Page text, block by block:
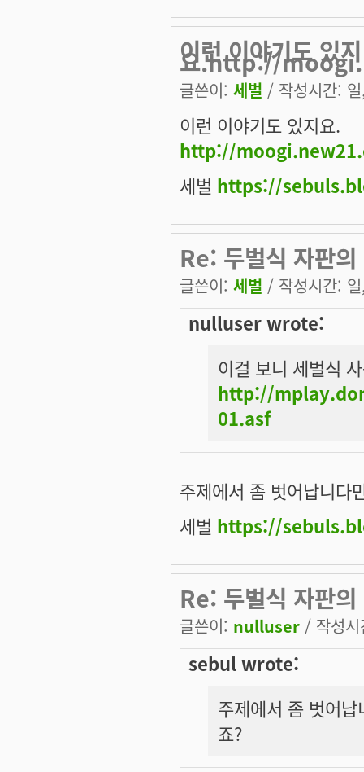
이런 이야기도 있지
요.http://
글쓴이: 세벌 / 작성시간:
이런 이야기도 있지요.
http://
세벌 https://
Re: 두벌식 자판의
글쓴이: 세벌 / 작성시간:
nulluser wrote:
이걸 보니 세벌식
http://
01.asf
주제에서 좀 벗어납니다
세벌 https://
Re: 두벌식 자판의
글쓴이: nulluser / 작성
sebul wrote:
주제에서 좀 벗어
죠?